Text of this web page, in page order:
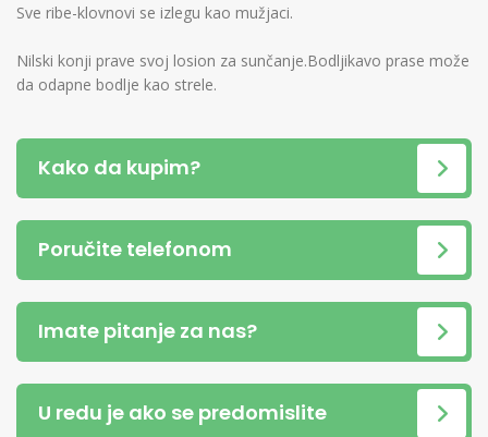
Sve ribe-klovnovi se izlegu kao mužjaci.
Nilski konji prave svoj losion za sunčanje.Bodljikavo prase može
da odapne bodlje kao strele.
Kako da kupim?
Poručite telefonom
Imate pitanje za nas?
U redu je ako se predomislite